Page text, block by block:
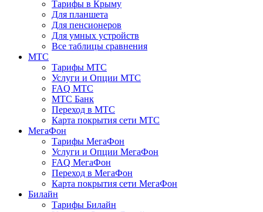
Тарифы в Крыму
Для планшета
Для пенсионеров
Для умных устройств
Все таблицы сравнения
МТС
Тарифы МТС
Услуги и Опции МТС
FAQ МТС
МТС Банк
Переход в МТС
Карта покрытия сети МТС
МегаФон
Тарифы МегаФон
Услуги и Опции МегаФон
FAQ МегаФон
Переход в МегаФон
Карта покрытия сети МегаФон
Билайн
Тарифы Билайн